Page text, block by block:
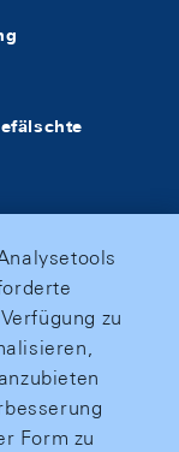
zu
Form zu